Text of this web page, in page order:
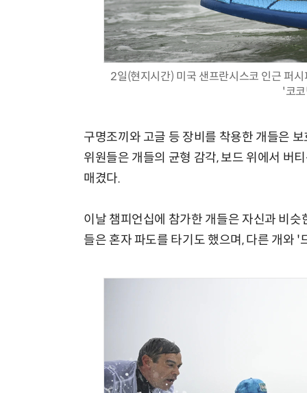
2일(현지시간) 미국 샌프란시스코 인근 퍼
'코
구명조끼와 고글 등 장비를 착용한 개들은
위원들은 개들의 균형 감각, 보드 위에서 버
매겼다.
이날 챔피언십에 참가한 개들은 자신과 비
들은 혼자 파도를 타기도 했으며, 다른 개와